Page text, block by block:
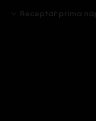
Receptář prima